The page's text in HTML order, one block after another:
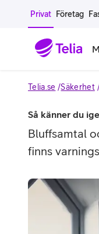
Gå till sidans
Privat Företag
Mobiltelefoner
Samsung Galaxy
Google Pixel
Alla
Telia.se Säkerhet
Så känner du
Bluffsamtal
finns